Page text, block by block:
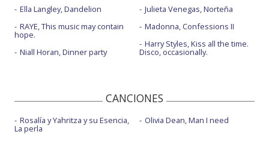
Ella Langley, Dandelion
RAYE, This music may contain
hope.
Niall Horan, Dinner party
Julieta Venegas, Norteña
Madonna, Confessions II
Harry Styles, Kiss all the time.
Disco, occasionally.
CANCIONES
Rosalía y Yahritza y su Esencia,
La perla
Olivia Dean, Man I need